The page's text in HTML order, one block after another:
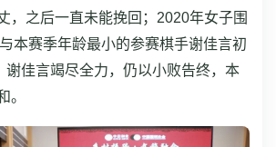
，之后一直未能挽回；2020年女子围
本赛季年龄最小的参赛棋手谢佳言初
谢佳言竭尽全力，仍以小败告终，本
。